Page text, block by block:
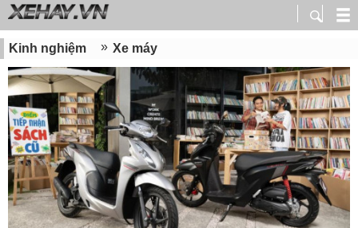
Kinh nghiệm Xe máy